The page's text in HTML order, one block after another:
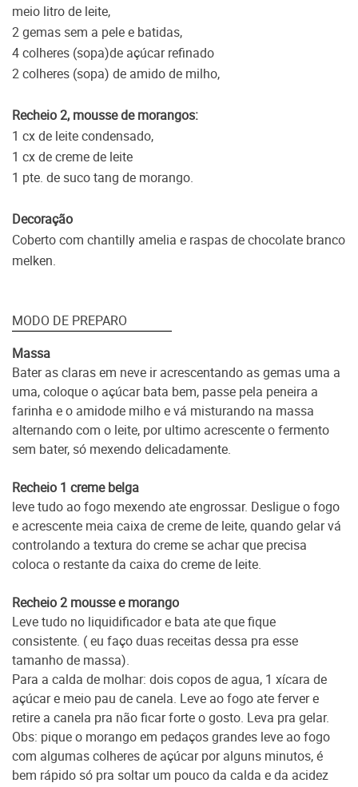
meio litro de leite,
2 gemas sem a pele e batidas,
4 colheres (sopa)de açúcar refinado
2 colheres (sopa) de amido de milho,
Recheio 2, mousse de morangos:
1 cx de leite condensado,
1 cx de creme de leite
1 pte. de suco tang de morango.
Decoração
Coberto com chantilly amelia e raspas de chocolate branco
melken.
MODO DE PREPARO
Massa
Bater as claras em neve ir acrescentando as gemas uma a
uma, coloque o açúcar bata bem, passe pela peneira a
farinha e o amidode milho e vá misturando na massa
alternando com o leite, por ultimo acrescente o fermento
sem bater, só mexendo delicadamente.
Recheio 1 creme belga
leve tudo ao fogo mexendo ate engrossar. Desligue o fogo
e acrescente meia caixa de creme de leite, quando gelar vá
controlando a textura do creme se achar que precisa
coloca o restante da caixa do creme de leite.
Recheio 2 mousse e morango
Leve tudo no liquidificador e bata ate que fique
consistente. ( eu faço duas receitas dessa pra esse
tamanho de massa).
Para a calda de molhar: dois copos de agua, 1 xícara de
açúcar e meio pau de canela. Leve ao fogo ate ferver e
retire a canela pra não ficar forte o gosto. Leva pra gelar.
Obs: pique o morango em pedaços grandes leve ao fogo
com algumas colheres de açúcar por alguns minutos, é
bem rápido só pra soltar um pouco da calda e da acidez